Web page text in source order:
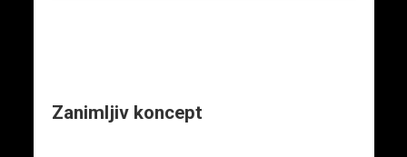
Zanimljiv koncept